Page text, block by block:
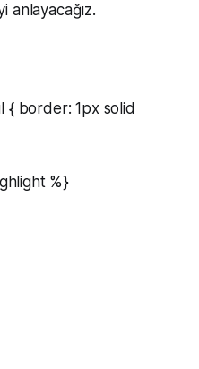
anlayacağız.
{ border: 1px solid
%}